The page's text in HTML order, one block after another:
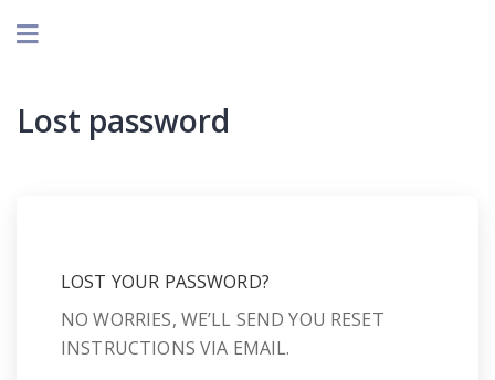
Lost password
LOST YOUR PASSWORD?
NO WORRIES, WE’LL SEND YOU RESET
INSTRUCTIONS VIA EMAIL.